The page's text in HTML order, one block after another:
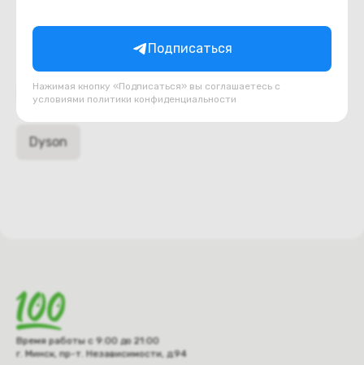
Подписаться
Нажимая кнопку «Подписаться» вы соглашаетесь с
условиями политики конфиденциальности
Подборки товаров в категории
Dyson
Время работы с 9:00 до 21:00
г. Минск, пр-т. Независимости, д.94